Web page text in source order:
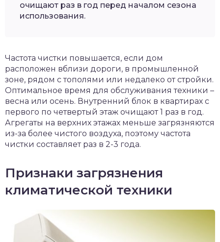
очищают раз в год перед началом сезона
использования.
Частота чистки повышается, если дом
расположен вблизи дороги, в промышленной
зоне, рядом с тополями или недалеко от стройки.
Оптимальное время для обслуживания техники –
весна или осень. Внутренний блок в квартирах с
первого по четвертый этаж очищают 1 раз в год.
Агрегаты на верхних этажах меньше загрязняются
из-за более чистого воздуха, поэтому частота
чистки составляет раз в 2-3 года.
Признаки загрязнения
климатической техники